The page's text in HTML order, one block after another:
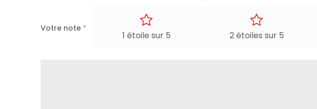
Votre note *
1 étoile sur 5 2 étoiles sur 5